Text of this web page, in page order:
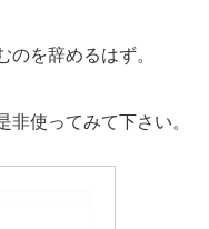
を辞めるはず。
使ってみて下さい。